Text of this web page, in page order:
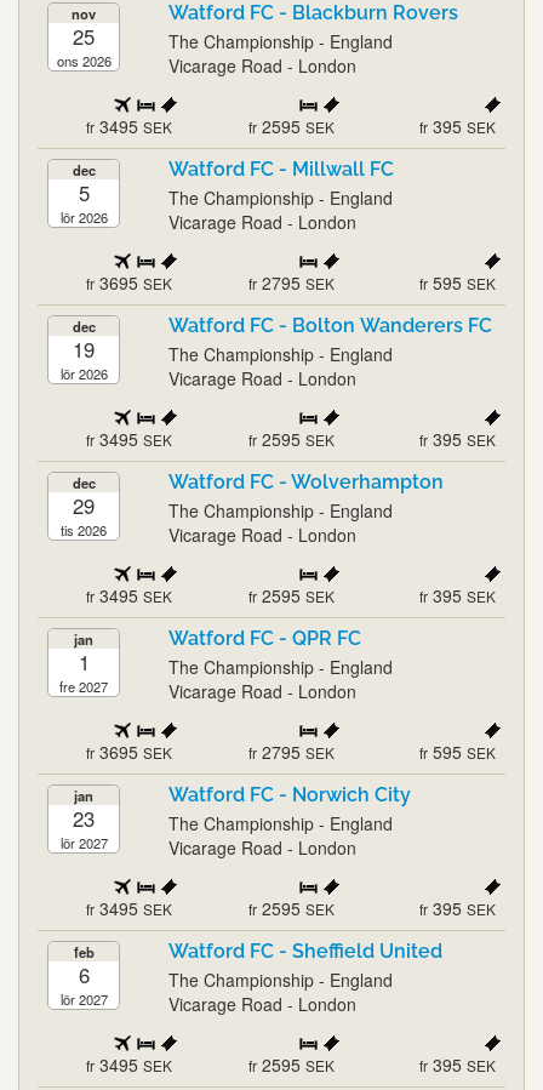
nov
25
ons 2026
Watford FC - Blackburn Rovers
The Championship - England
Vicarage Road - London
fr 3495 SEK fr 2595 SEK fr 395 SEK
dec
5
lör 2026
Watford FC - Millwall FC
The Championship - England
Vicarage Road - London
fr 3695 SEK fr 2795 SEK fr 595 SEK
dec
19
lör 2026
Watford FC - Bolton Wanderers FC
The Championship - England
Vicarage Road - London
fr 3495 SEK fr 2595 SEK fr 395 SEK
dec
29
tis 2026
Watford FC - Wolverhampton
The Championship - England
Vicarage Road - London
fr 3495 SEK fr 2595 SEK fr 395 SEK
jan
1
fre 2027
Watford FC - QPR FC
The Championship - England
Vicarage Road - London
fr 3695 SEK fr 2795 SEK fr 595 SEK
jan
23
lör 2027
Watford FC - Norwich City
The Championship - England
Vicarage Road - London
fr 3495 SEK fr 2595 SEK fr 395 SEK
feb
6
lör 2027
Watford FC - Sheffield United
The Championship - England
Vicarage Road - London
fr 3495 SEK fr 2595 SEK fr 395 SEK